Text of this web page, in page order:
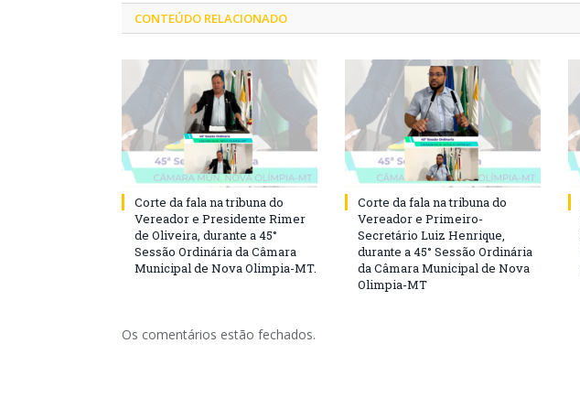
CONTEÚDO RELACIONADO
Corte da fala na tribuna do
Vereador e Presidente Rimer
de Oliveira, durante a 45°
Sessão Ordinária da Câmara
Municipal de Nova Olimpia-MT.
Corte da fala na tribuna do
Vereador e Primeiro-
Secretário Luiz Henrique,
durante a 45° Sessão Ordinária
da Câmara Municipal de Nova
Olimpia-MT
Os comentários estão fechados.